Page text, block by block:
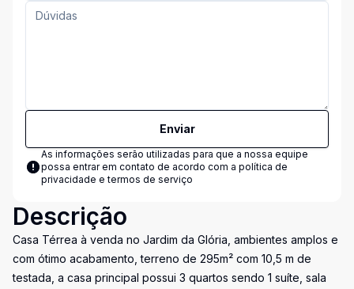
Enviar
As informações serão utilizadas para que a nossa equipe
possa entrar em contato de acordo com a política de
privacidade e termos de serviço
Descrição
Casa Térrea à venda no Jardim da Glória, ambientes amplos e
com ótimo acabamento, terreno de 295m² com 10,5 m de
testada, a casa principal possui 3 quartos sendo 1 suíte, sala